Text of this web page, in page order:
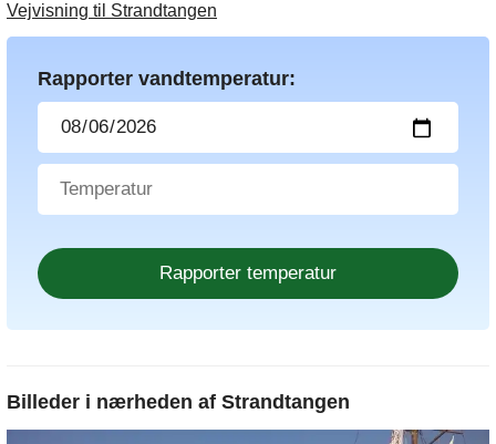
Vejvisning til Strandtangen
Rapporter vandtemperatur:
Billeder i nærheden af Strandtangen